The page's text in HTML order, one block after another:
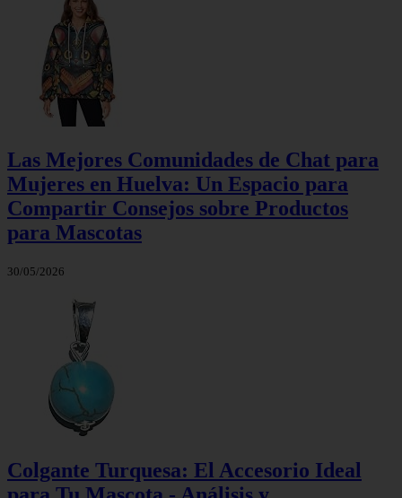
Las Mejores Comunidades de Chat para
Mujeres en Huelva: Un Espacio para
Compartir Consejos sobre Productos
para Mascotas
30/05/2026
Colgante Turquesa: El Accesorio Ideal